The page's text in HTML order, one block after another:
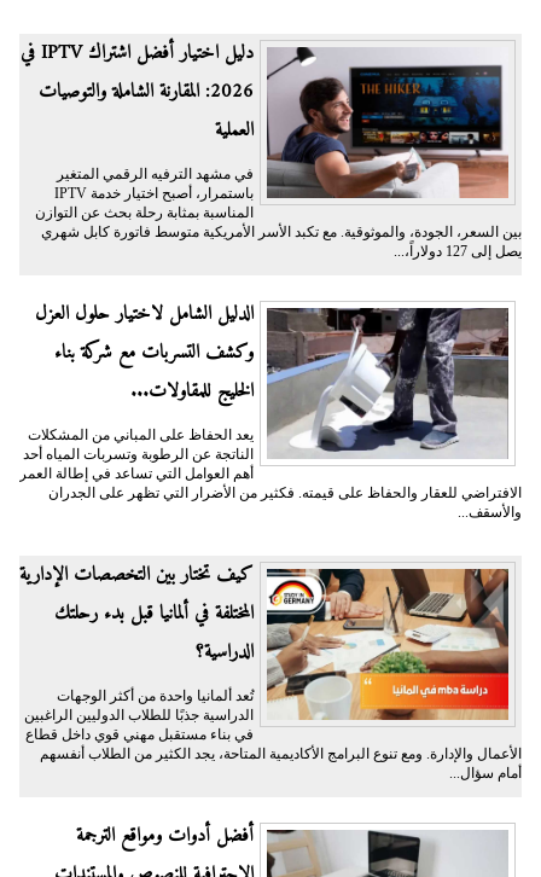
دليل اختيار أفضل اشتراك IPTV في
2026: المقارنة الشاملة والتوصيات
العملية
في مشهد الترفيه الرقمي المتغير
باستمرار، أصبح اختيار خدمة IPTV
المناسبة بمثابة رحلة بحث عن التوازن
بين السعر، الجودة، والموثوقية. مع تكبد الأسر الأمريكية متوسط فاتورة كابل شهري
يصل إلى 127 دولاراً،...
الدليل الشامل لاختيار حلول العزل
وكشف التسربات مع شركة بناء
الخليج للمقاولات...
يعد الحفاظ على المباني من المشكلات
الناتجة عن الرطوبة وتسربات المياه أحد
أهم العوامل التي تساعد في إطالة العمر
الافتراضي للعقار والحفاظ على قيمته. فكثير من الأضرار التي تظهر على الجدران
والأسقف...
كيف تختار بين التخصصات الإدارية
المختلفة في ألمانيا قبل بدء رحلتك
الدراسية؟
تُعد ألمانيا واحدة من أكثر الوجهات
الدراسية جذبًا للطلاب الدوليين الراغبين
في بناء مستقبل مهني قوي داخل قطاع
الأعمال والإدارة. ومع تنوع البرامج الأكاديمية المتاحة، يجد الكثير من الطلاب أنفسهم
أمام سؤال...
أفضل أدوات ومواقع الترجمة